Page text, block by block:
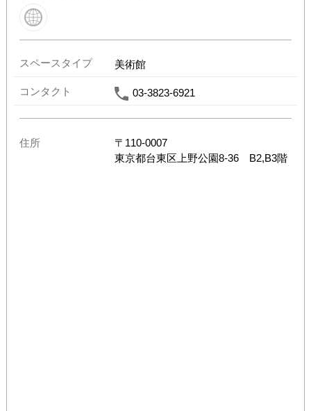
スペースタイプ 美術館
コンタクト 03-3823-6921
住所 〒 110-0007
東京都台東区上野公園8-36 B2,B3階